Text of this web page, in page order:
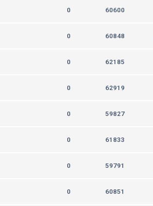
0 60600
0 60848
0 62185
0 62919
0 59827
0 61833
0 59791
0 60851